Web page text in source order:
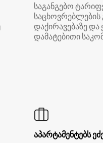
საგანგებო
დაქირავებაზე
დამატებითი
აპარტამენტებს